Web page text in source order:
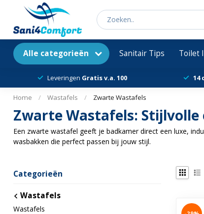
Alle categorieën Sanitair Tips Toilet
Leveringen Gratis v.a. 100 14
Home / Wastafels / Zwarte Wastafels
Zwarte Wastafels:
Een zwarte wastafel geeft je badkamer direct een luxe,
wasbakken die perfect passen bij jouw stijl.
Categorieën
Wastafels
Wastafels